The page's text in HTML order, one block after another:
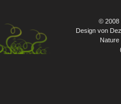
© 2008
Design von
Nature